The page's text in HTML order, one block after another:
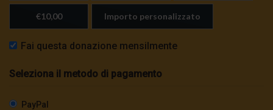
€10,00 Importo personalizzato
Fai questa donazione mensilmente
Seleziona il metodo di pagamento
PayPal